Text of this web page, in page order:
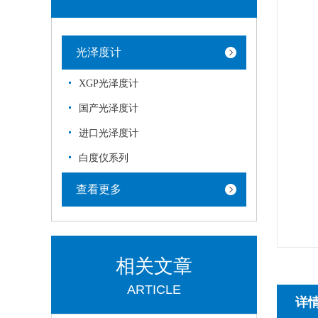
光泽度计
XGP光泽度计
国产光泽度计
进口光泽度计
白度仪系列
查看更多
相关文章
ARTICLE
详